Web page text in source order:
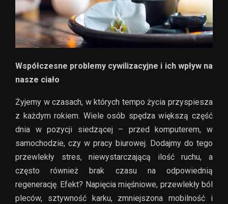
Współczesne problemy cywilizacyjne i ich wpływ na
nasze ciało
Żyjemy w czasach, w których tempo życia przyspiesza
z każdym rokiem. Wiele osób spędza większą część
dnia w pozycji siedzącej – przed komputerem, w
samochodzie, czy w pracy biurowej. Dodajmy do tego
przewlekły stres, niewystarczającą ilość ruchu, a
często również brak czasu na odpowiednią
regenerację. Efekt? Napięcia mięśniowe, przewlekły ból
pleców, sztywność karku, zmniejszona mobilność i